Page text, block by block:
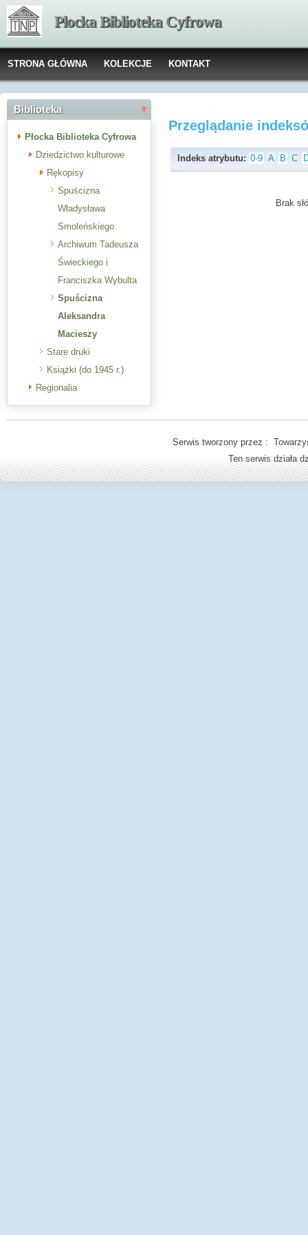
Płocka Biblioteka Cyfrowa
STRONA GŁÓWNA KOLEKCJE KONTAKT
Biblioteka
Płocka Biblioteka Cyfrowa
Dziedzictwo kulturowe
Rękopisy
Spuścizna
Władysława
Smoleńskiego
Archiwum Tadeusza
Świeckiego i
Franciszka Wybulta
Spuścizna
Aleksandra
Macieszy
Stare druki
Książki (do 1945 r.)
Regionalia
Przeglądanie
Indeks atrybutu: 0-9 A B C
Brak
Serwis tworzony przez :
Ten serwis działa